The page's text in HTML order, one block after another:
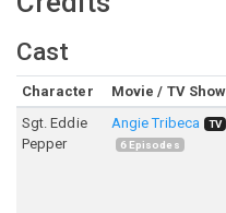
Cast
Character Movie / TV Show
Sgt. Eddie
Pepper
Angie Tribeca
TV
6Episodes